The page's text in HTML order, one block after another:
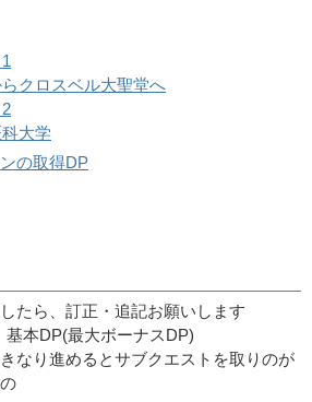
クロスベル大聖堂へ
大学
の取得DP
たら、訂正・追記お願いします
基本DP(最大ボーナスDP)
なり進めるとサブクエストを取りのが